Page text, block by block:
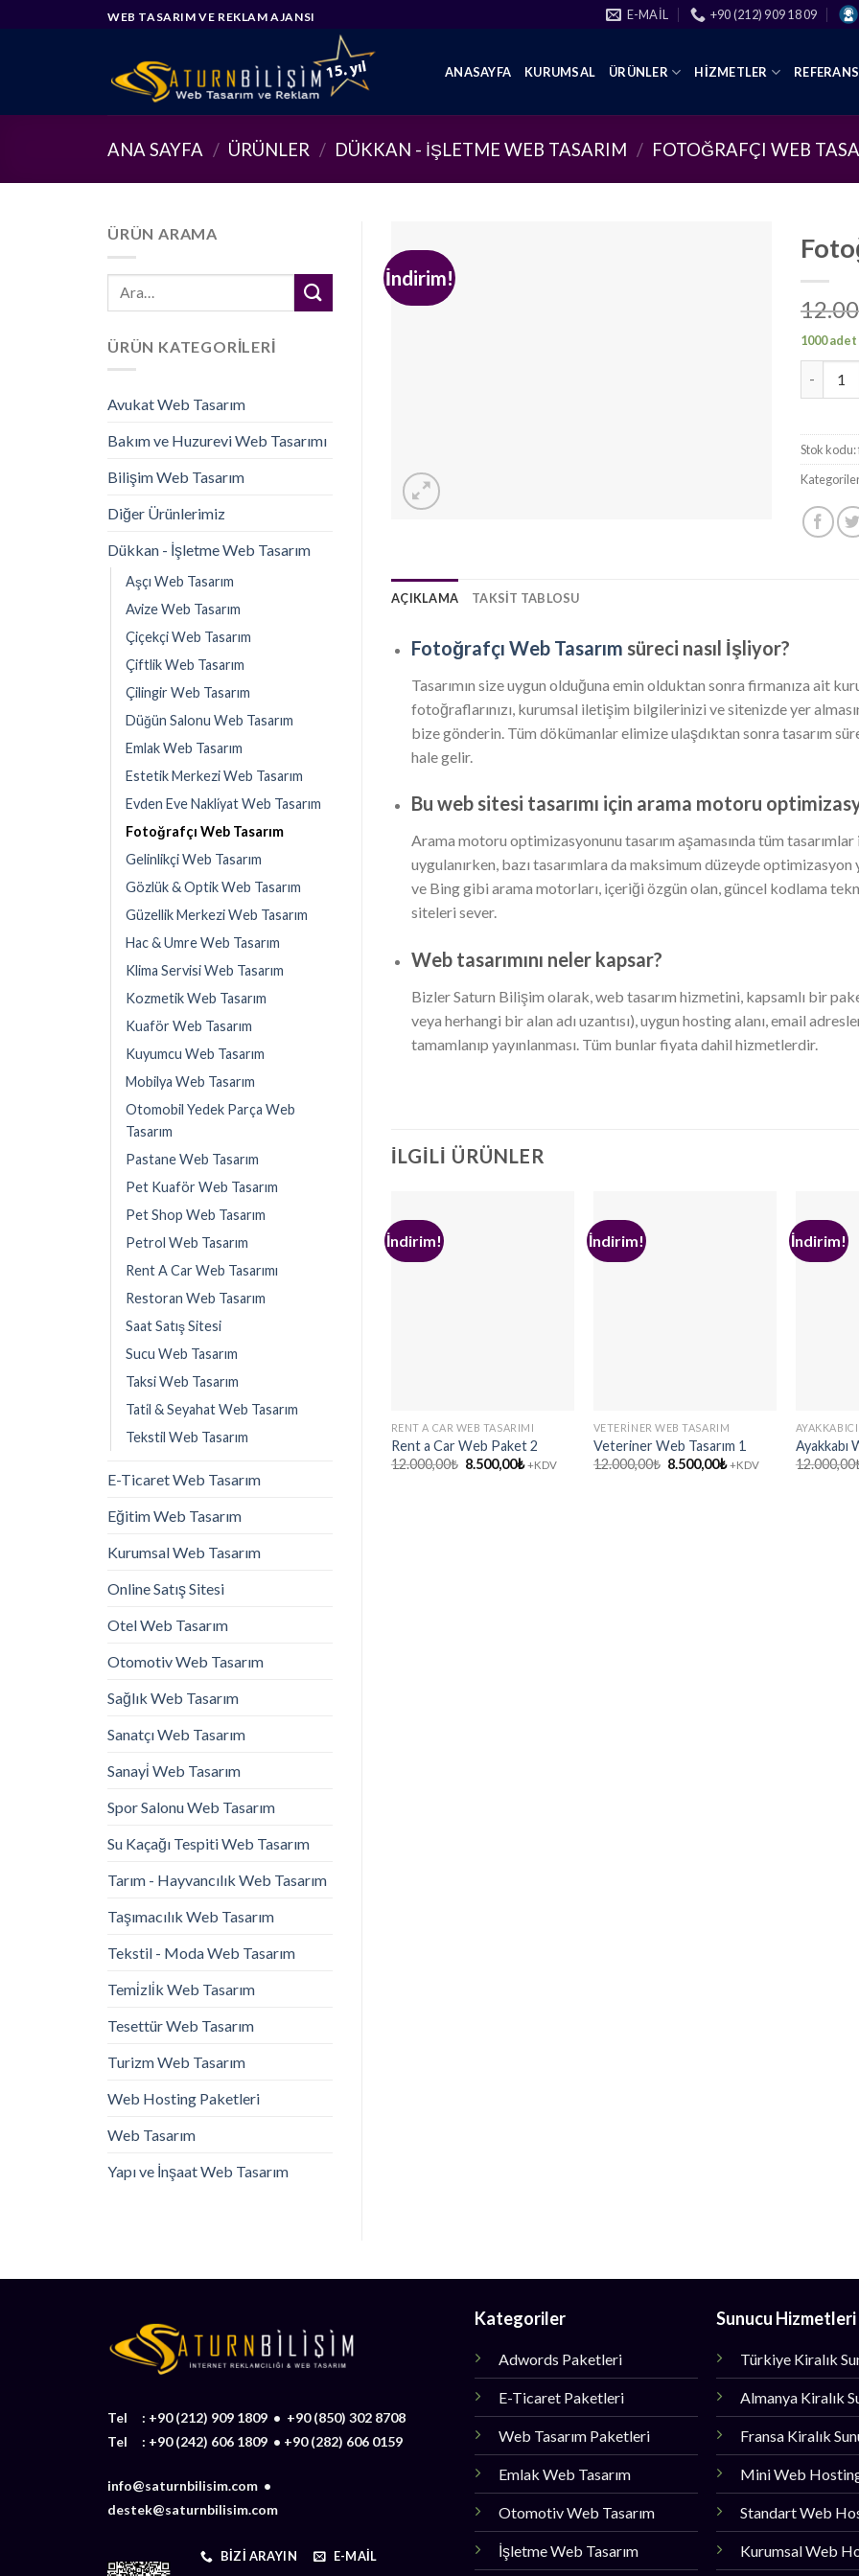
WEB TASARIM VE REKLAM AJANSI E-MAIL +90 (212) 909 18 09
ANASAYFA KURUMSAL ÜRÜNLER HIZMETLER
ANA SAYFA / ÜRÜNLER / DÜKKAN - İŞLETME WEB TASARIM / FOTOĞRAFÇI WEB
ÜRÜN ARAMA
Ara:
ÜRÜN KATEGORILERI
Avukat Web Tasarım
Bakım ve Huzurevi Web Tasarımı
Bilişim Web Tasarım
Diğer Ürünlerimiz
Dükkan - İşletme Web Tasarım
Aşçı Web Tasarım
Avize Web Tasarım
Çiçekçi Web Tasarım
Çiftlik Web Tasarım
Çilingir Web Tasarım
Düğün Salonu Web Tasarım
Emlak Web Tasarım
Estetik Merkezi Web Tasarım
Evden Eve Nakli̇yat Web Tasarım
Fotoğrafçı Web Tasarım
Gelinlikçi Web Tasarım
Gözlük & Optik Web Tasarım
Güzellik Merkezi Web Tasarım
Hac & Umre Web Tasarım
Klima Servisi Web Tasarım
Kozmetik Web Tasarım
Kuaför Web Tasarım
Kuyumcu Web Tasarım
Mobilya Web Tasarım
Otomobil Yedek Parça Web
Tasarım
Pastane Web Tasarım
Pet Kuaför Web Tasarım
Pet Shop Web Tasarım
Petrol Web Tasarım
Rent A Car Web Tasarımı
Restoran Web Tasarım
Saat Satış Sitesi
Sucu Web Tasarım
Taksi Web Tasarım
Tati̇l & Seyahat Web Tasarım
Tekstil Web Tasarım
E-Ticaret Web Tasarım
Eğitim Web Tasarım
Kurumsal Web Tasarım
Online Satış Sitesi
Otel Web Tasarım
Otomotiv Web Tasarım
Sağlık Web Tasarım
Sanatçı Web Tasarım
Sanayi̇ Web Tasarım
Spor Salonu Web Tasarım
Su Kaçağı Tespiti Web Tasarım
Tarım - Hayvancılık Web Tasarım
Taşımacılık Web Tasarım
Tekstil - Moda Web Tasarım
Temi̇zli̇k Web Tasarım
Tesettür Web Tasarım
Turizm Web Tasarım
Web Hosting Paketleri
Web Tasarım
Yapı ve İnşaat Web Tasarım
İndirim!
1000
Stok kodu:
AÇIKLAMA TAKSIT TABLOSU
Fotoğrafçı Web Tasarım süreci nasıl İşliyor?
Tasarımın size uygun olduğuna emin olduktan sonra firmanıza ait
fotoğraflarınızı, kurumsal iletişim bilgilerinizi ve sitenizde yer
bize gönderin. Tüm dökümanlar elimize ulaşdıktan sonra tasarım
hale gelir.
Bu web sitesi tasarımı için arama motoru
Arama motoru optimizasyonunu tasarım aşamasında tüm tasarımlar
uygulanırken, bazı tasarımlara da maksimum düzeyde optimizasyon
ve Bing gibi arama motorları, içeriği özgün olan, güncel kodlama
siteleri sever.
Web tasarımını neler kapsar?
Bizler Saturn Bilişim olarak, web tasarım hizmetini, kapsamlı bir
veya herhangi bir alan adı uzantısı), uygun hosting alanı, email
tamamlanıp yayınlanması. Tüm bunlar fiyata dahil hizmetlerdir.
İLGILI ÜRÜNLER
İndirim!
RENT A CAR WEB TASARIMI
Rent a Car Web Paket 2
12.000,00₺ Orijinal
8.500,00₺Şu
+KDV
İndirim!
VETERINER WEB TASARIM
Veteriner Web Tasarım 1
12.000,00₺ Orijinal
8.500,00₺Şu
+KDV
İndirim!
Ayakkabı
12.000,00
Tel : +90 (212) 909 1809 • +90 (850) 302 8708
Tel : +90 (242) 606 1809 • +90 (282) 606 0159
info@saturnbilisim.com •
destek@saturnbilisim.com
BIZI ARAYIN E-MAIL
Kategoriler
Adwords Paketleri
E-Ticaret Paketleri
Web Tasarım Paketleri
Emlak Web Tasarım
Otomotiv Web Tasarım
İşletme Web Tasarım
Sunucu Hizmetleri
Türkiye Kiralık
Almanya Kiralık
Fransa Kiralık
Mini Web
Standart Web
Kurumsal Web